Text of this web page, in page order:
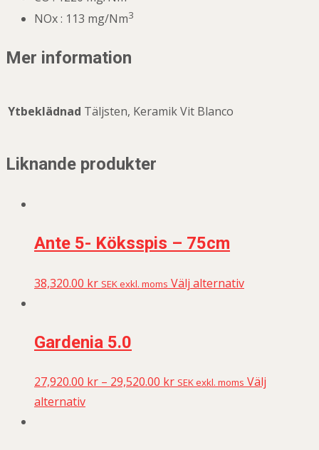
NOx : 113 mg/Nm3
Mer information
Ytbeklädnad Täljsten, Keramik Vit Blanco
Liknande produkter
Ante 5- Köksspis – 75cm
38,320.00 kr SEK exkl. moms Välj alternativ
Gardenia 5.0
27,920.00 kr – 29,520.00 kr SEK exkl. moms Välj
alternativ